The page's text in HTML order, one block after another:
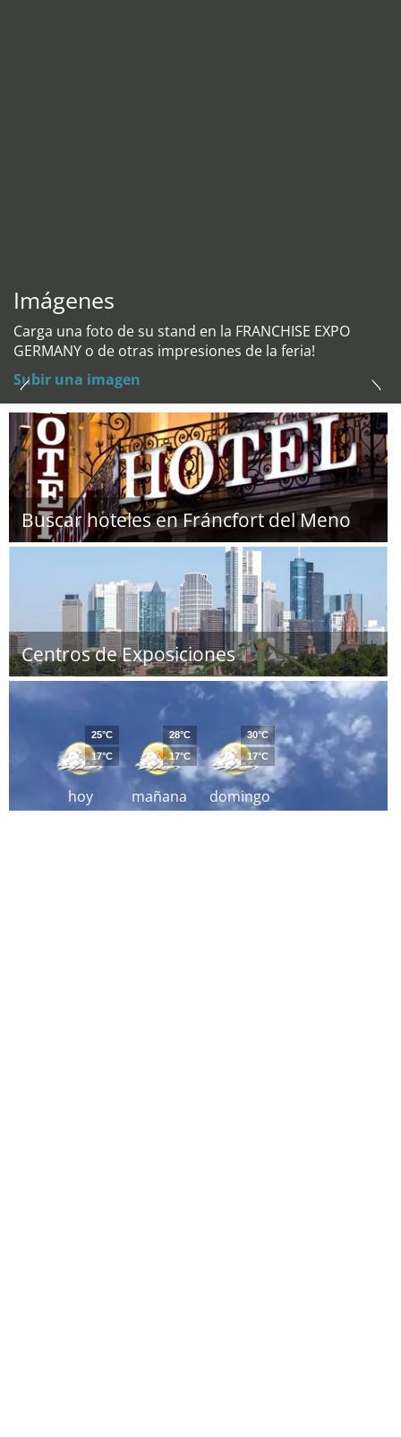
Imágenes
Carga una foto de su stand en la FRANCHISE EXPO
GERMANY o de otras impresiones de la feria!
Subir una imagen
Buscar hoteles en Fráncfort del Meno
Centros de Exposiciones
hoy
25°C
17°C
mañana
28°C
17°C
domingo
30°C
17°C